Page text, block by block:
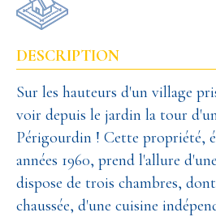
DESCRIPTION
Sur les hauteurs d'un village
voir depuis le jardin la tour
Périgourdin ! Cette propriété,
années 1960, prend l'allure
dispose de trois chambres,
chaussée, d'une cuisine